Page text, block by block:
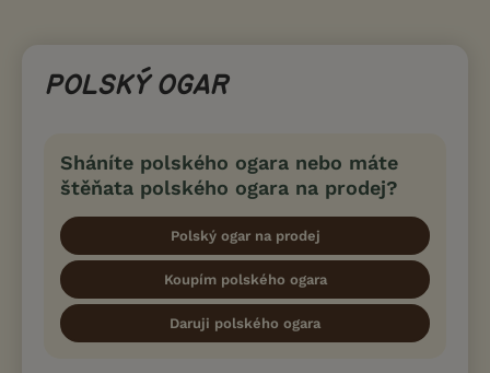
POLSKÝ OGAR
Sháníte polského ogara nebo máte
štěňata polského ogara na prodej?
Polský ogar na prodej
Koupím polského ogara
Daruji polského ogara